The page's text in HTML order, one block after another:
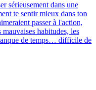
sérieusement dans une
te sentir mieux dans ton
passer à l'action,
habitudes, les
de temps… difficile de